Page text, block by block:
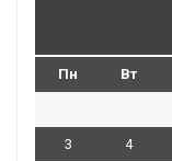
Пн Вт
3 4